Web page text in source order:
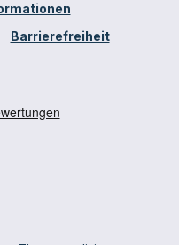
Barrierefreiheit